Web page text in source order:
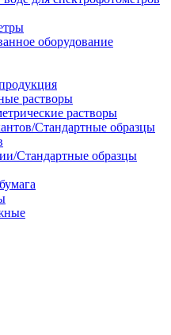
оборудование
растворы
растворы
Стандартные образцы
Стандартные образцы